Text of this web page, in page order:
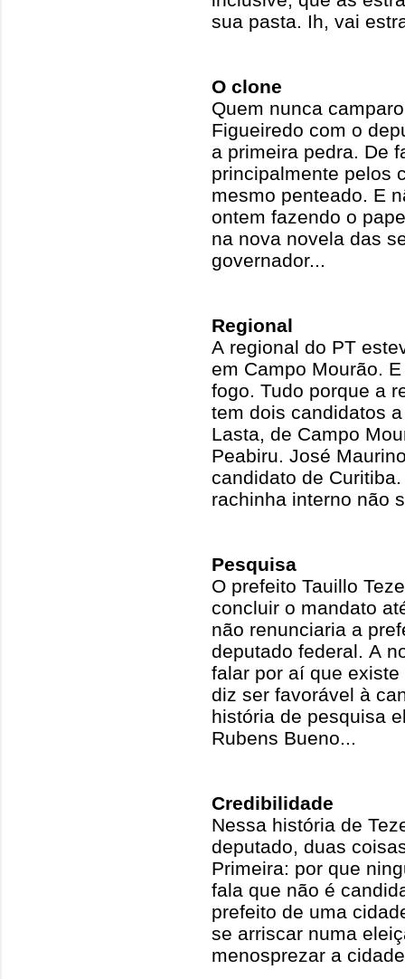
sua pasta. Ih, vai
O clone
Quem nunca
Figueiredo com o
a primeira pedra. De
principalmente pelos
mesmo penteado. E
ontem fazendo o
na nova novela das
governador...
Regional
A regional do PT
em Campo Mourão.
fogo. Tudo porque a
tem dois candidatos
Lasta, de Campo
Peabiru. José
candidato de
rachinha interno não
Pesquisa
O prefeito Tauillo
concluir o mandato
não renunciaria a
deputado federal. A
falar por aí que
diz ser favorável à
história de pesquisa
Rubens Bueno...
Credibilidade
Nessa história de
deputado, duas
Primeira: por que
fala que não é
prefeito de uma
se arriscar numa
menosprezar a